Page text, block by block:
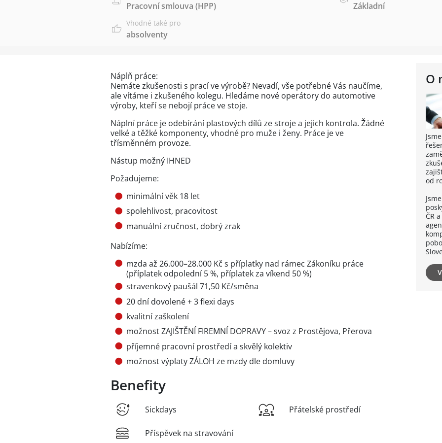
Pracovní smlouva (HPP) Základní
Vhodné také pro
absolventy
O
od
ČR
Náplň práce:
Nemáte zkušenosti s prací ve výrobě? Nevadí, vše potřebné Vás naučíme,
ale vítáme i zkušeného kolegu. Hledáme nové operátory do automotive
výroby, kteří se nebojí práce ve stoje.
Náplní práce je odebírání plastových dílů ze stroje a jejich kontrola. Žádné
velké a těžké komponenty, vhodné pro muže i ženy. Práce je ve
třísměnném provoze.
Nástup možný IHNED
Požadujeme:
minimální věk 18 let
spolehlivost, pracovitost
manuální zručnost, dobrý zrak
Nabízíme:
mzda až 26.000–28.000 Kč s příplatky nad rámec Zákoníku práce
(příplatek odpolední 5 %, příplatek za víkend 50 %)
stravenkový paušál 71,50 Kč/směna
20 dní dovolené + 3 flexi days
kvalitní zaškolení
možnost ZAJIŠTĚNÍ FIREMNÍ DOPRAVY – svoz z Prostějova, Přerova
příjemné pracovní prostředí a skvělý kolektiv
možnost výplaty ZÁLOH ze mzdy dle domluvy
Benefity
Sickdays
Příspěvek na stravování
Přátelské prostředí